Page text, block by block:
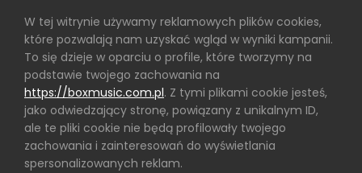
W tej witrynie używamy reklamowych plików cookies,
które pozwalają nam uzyskać wgląd w wyniki kampanii.
To się dzieje w oparciu o profile, które tworzymy na
podstawie twojego zachowania na
https://boxmusic.com.pl. Z tymi plikami cookie jesteś,
jako odwiedzający stronę, powiązany z unikalnym ID,
ale te pliki cookie nie będą profilowały twojego
zachowania i zainteresowań do wyświetlania
spersonalizowanych reklam.